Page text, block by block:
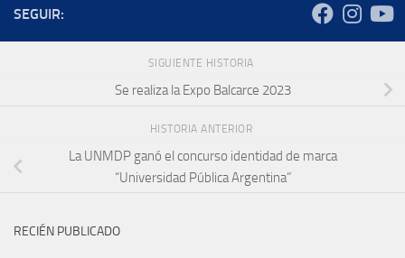
SEGUIR:
SIGUIENTE HISTORIA
Se realiza la Expo Balcarce 2023
HISTORIA ANTERIOR
La UNMDP ganó el concurso identidad de marca
“Universidad Pública Argentina”
RECIÉN PUBLICADO